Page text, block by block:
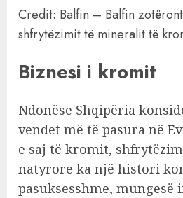
Credit: Balfin – Balfin
shfrytëzimit të mineralit të
Biznesi i kromit
Ndonëse Shqipëria
vendet më të pasura në
e saj të kromit,
natyrore ka një histori
pasuksesshme, mungesë